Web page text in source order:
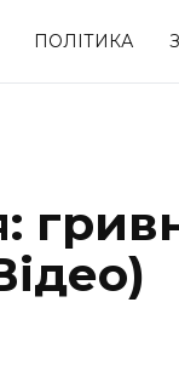
ПОЛІТИКА
Спорт